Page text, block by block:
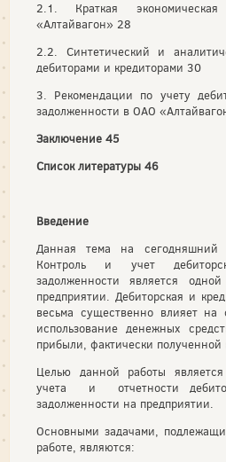
2.1. Краткая
«Алтайвагон» 28
2.2. Синтетический и
дебиторами и кредиторами 30
3. Рекомендации по учету
задолженности в ОАО
Заключение 45
Список литературы 46
Введение
Данная тема на сегодняшний
Контроль и учет
задолженности является
предприятии. Дебиторская и
весьма существенно влияет на
использование денежных
прибыли, фактически полученной
Целью данной работы
учета и отчетности
задолженности на предприятии.
Основными задачами,
работе, являются: